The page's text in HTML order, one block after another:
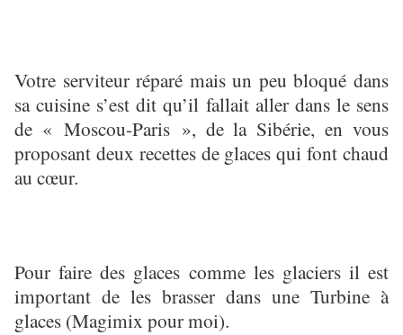
Votre serviteur réparé mais un peu bloqué dans
sa cuisine s’est dit qu’il fallait aller dans le sens
de « Moscou-Paris », de la Sibérie, en vous
proposant deux recettes de glaces qui font chaud
au cœur.
Pour faire des glaces comme les glaciers il est
important de les brasser dans une Turbine à
glaces (Magimix pour moi).